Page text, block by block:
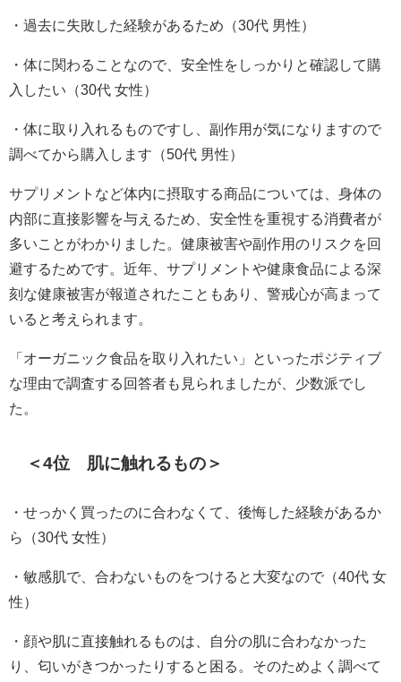
・過去に失敗した経験があるため（30代 男性）
・体に関わることなので、安全性をしっかりと確認して購
入したい（30代 女性）
・体に取り入れるものですし、副作用が気になりますので
調べてから購入します（50代 男性）
サプリメントなど体内に摂取する商品については、身体の
内部に直接影響を与えるため、安全性を重視する消費者が
多いことがわかりました。健康被害や副作用のリスクを回
避するためです。近年、サプリメントや健康食品による深
刻な健康被害が報道されたこともあり、警戒心が高まって
いると考えられます。
「オーガニック食品を取り入れたい」といったポジティブ
な理由で調査する回答者も見られましたが、少数派でし
た。
＜4位 肌に触れるもの＞
・せっかく買ったのに合わなくて、後悔した経験があるか
ら（30代 女性）
・敏感肌で、合わないものをつけると大変なので（40代 女
性）
・顔や肌に直接触れるものは、自分の肌に合わなかった
り、匂いがきつかったりすると困る。そのためよく調べて